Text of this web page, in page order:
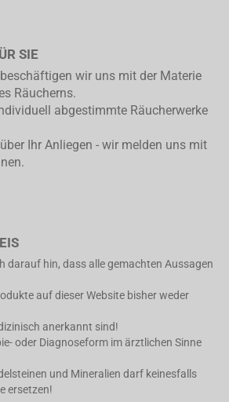
SIE
wir uns mit der Materie
Räucherns.
abgestimmte Räucherwerke
Ihr Anliegen - wir melden uns mit
darauf hin, dass alle gemachten Aussagen
auf dieser Website bisher weder
anerkannt sind!
oder Diagnoseform im ärztlichen Sinne
und Mineralien darf keinesfalls
ersetzen!